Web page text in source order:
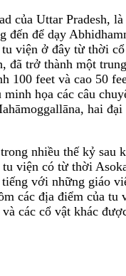
của Uttar Pradesh,
để dạy
viện ở đây từ thời
đã trở thành một
100 feet và cao 50
họa các câu
hai
nhiều thế kỷ sau
viện có từ thời
với những giáo
các địa điểm của tu
các cổ vật khác